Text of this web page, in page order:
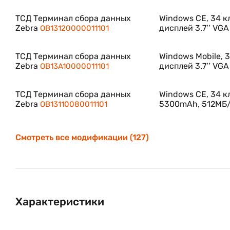
Технология для надежных решений
обеспечивающими плавную интеграцию для
производительности в реальном времени.
Благодаря классу герметичности IP65 и IP67
Оптимизированная эргономичность
ТСД Терминал сбора данных
Zebra OB13120000011101
Windows CE, 34
дисплей 3.7’’ VGA
ТСД Терминал сбора данных
Zebra OB13A10000011101
Windows Mobile,
дисплей 3.7’’ VGA
ТСД Терминал сбора данных
Zebra OB13110080011101
Windows CE, 34
5300mAh, 512МБ/
Смотреть все модификации (127)
Характеристики